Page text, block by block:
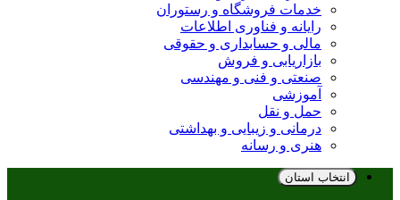
خدمات فروشگاه و رستوران
رایانه و فناوری اطلاعات
مالی و حسابداری و حقوقی
بازاریابی و فروش
صنعتی و فنی و مهندسی
آموزشی
حمل و نقل
درمانی و زیبایی و بهداشتی
هنری و رسانه
انتخاب استان